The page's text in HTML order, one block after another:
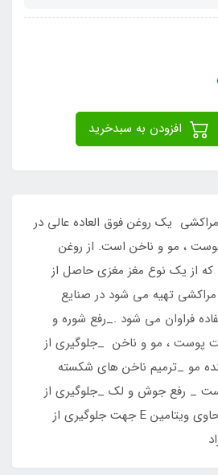
100% اصل مراکشی یک روغن فوق العاده عالی در
، مو و ناخن است. از روغن
خالص که از یک نوع مغز مغزی حاصل از
تهیه می شود در صنایع
فراوان می شود ._رفع شوره و
پوست ، مو و ناخن _جلوگیری از
مو _ترمیم ناخن های شکسته
_ رفع جوش و لک _جلوگیری از
پیری زودرس پوست _حاوی ویتامین E جهت جلوگیری از